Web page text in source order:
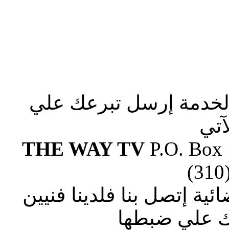
إرسل تبرعك علي
THE WAY TVP.O. Box
إتصل بنا فلدينا فنيين
علي ضبطها